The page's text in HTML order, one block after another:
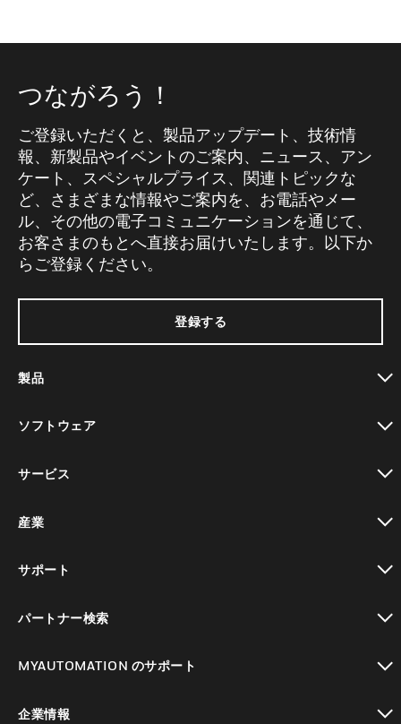
つながろう！
ご登録いただくと、製品アップデート、技術情
報、新製品やイベントのご案内、ニュース、アン
ケート、スペシャルプライス、関連トピックな
ど、さまざまな情報やご案内を、お電話やメー
ル、その他の電子コミュニケーションを通じて、
お客さまのもとへ直接お届けいたします。以下か
らご登録ください。
登録する
製品
ソフトウェア
サービス
産業
サポート
パートナー検索
MYAUTOMATION のサポート
企業情報